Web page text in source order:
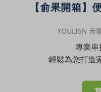
【俞果開箱】
YOULISN 音
專業串
輕鬆為您打造